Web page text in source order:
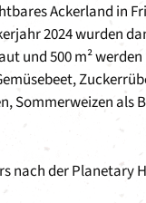
Ackerland in
2024 wurden
und 500 m²
Sommerweizen als
nach der Planetary